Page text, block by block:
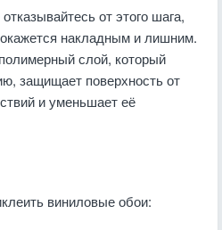
от этого шага,
накладным и лишним.
слой, который
защищает поверхность от
и уменьшает её
виниловые обои: